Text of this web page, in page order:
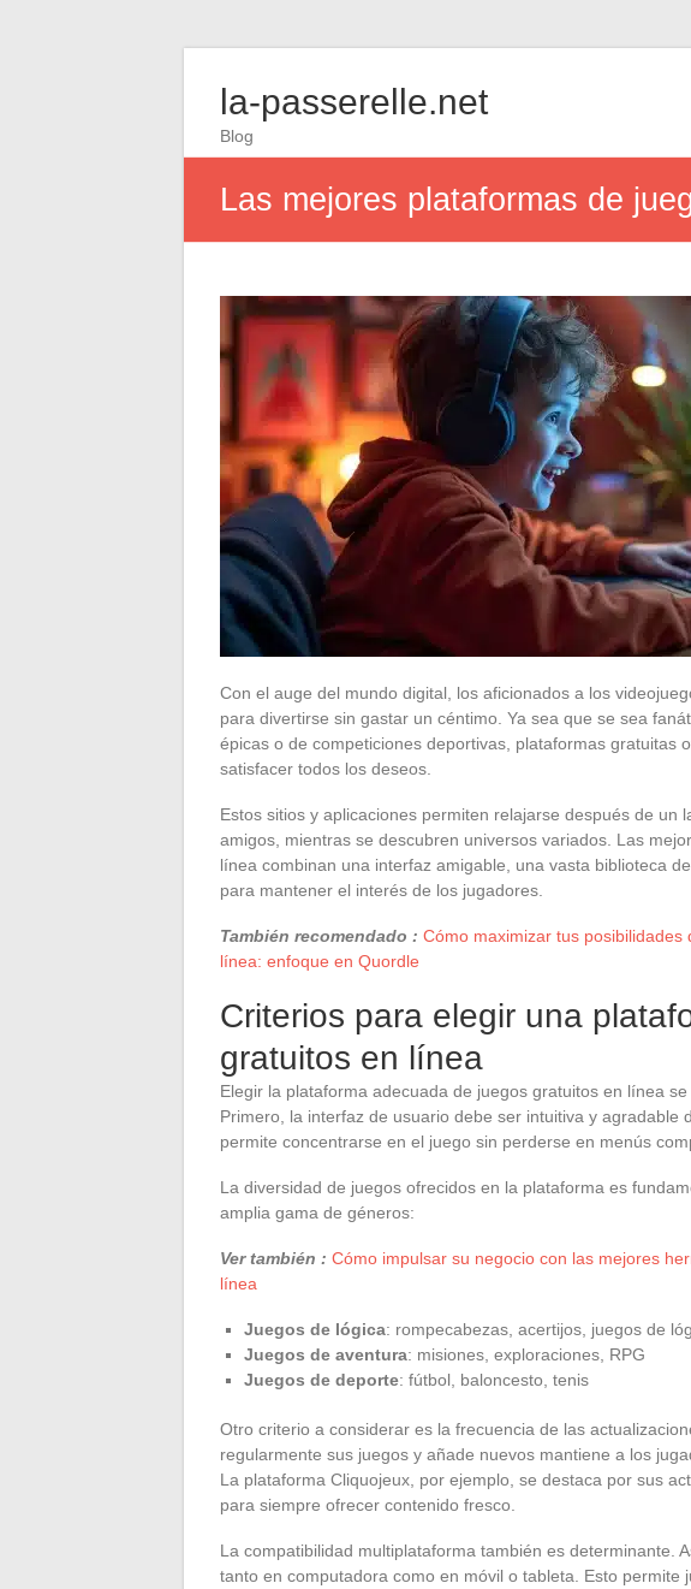
la-passerelle.net
Blog
Las mejores plataformas de
Con el auge del mundo digital, los aficionados a los
para divertirse sin gastar un céntimo. Ya sea que se sea
épicas o de competiciones deportivas, plataformas gratuitas
satisfacer todos los deseos.
Estos sitios y aplicaciones permiten relajarse después de un
amigos, mientras se descubren universos variados. Las
línea combinan una interfaz amigable, una vasta biblioteca
para mantener el interés de los jugadores.
También recomendado : Cómo maximizar tus
línea: enfoque en Quordle
Criterios para elegir una
gratuitos en línea
Elegir la plataforma adecuada de juegos gratuitos en línea
Primero, la interfaz de usuario debe ser intuitiva y agradable
permite concentrarse en el juego sin perderse en menús
La diversidad de juegos ofrecidos en la plataforma es
amplia gama de géneros:
Ver también : Cómo impulsar su negocio con las mejores
línea
Juegos de lógica: rompecabezas, acertijos, juegos de
Juegos de aventura: misiones, exploraciones, RPG
Juegos de deporte: fútbol, baloncesto, tenis
Otro criterio a considerar es la frecuencia de las
regularmente sus juegos y añade nuevos mantiene a los
La plataforma Cliquojeux, por ejemplo, se destaca por sus
para siempre ofrecer contenido fresco.
La compatibilidad multiplataforma también es determinante.
tanto en computadora como en móvil o tableta. Esto permite